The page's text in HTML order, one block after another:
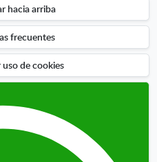
hacia arriba
frecuentes
de cookies